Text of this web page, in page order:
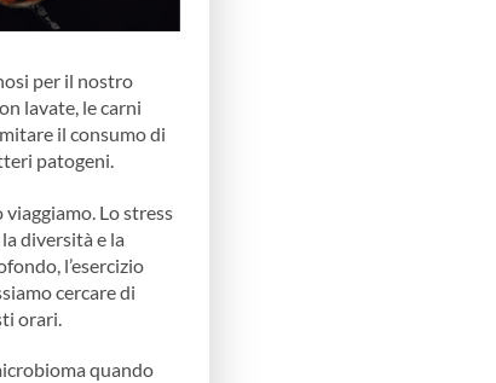
per il nostro
lavate, le carni
il consumo di
patogeni.
Lo stress
diversità e la
l’esercizio
cercare di
orari.
quando